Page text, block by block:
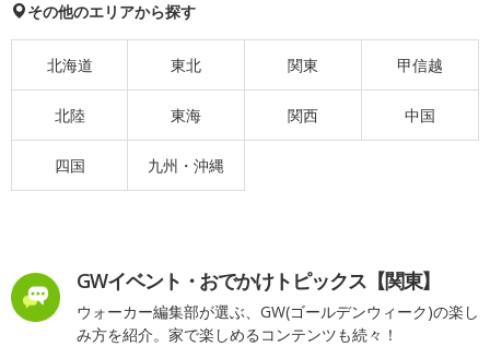
その他のエリアから探す
北海道 東北 関東 甲信越
北陸 東海 関西 中国
四国 九州・沖縄
GWイベント・おでかけトピックス【関東】
ウォーカー編集部が選ぶ、GW(ゴールデンウィーク)の楽し
み方を紹介。家で楽しめるコンテンツも続々！